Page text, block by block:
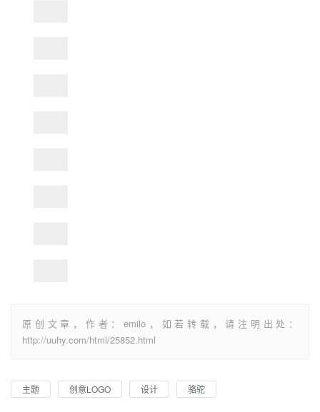
原创文章，作者：emilo，如若转载，请注明出处：
http://uuhy.com/html/25852.html
主题 创意LOGO 设计 骆驼